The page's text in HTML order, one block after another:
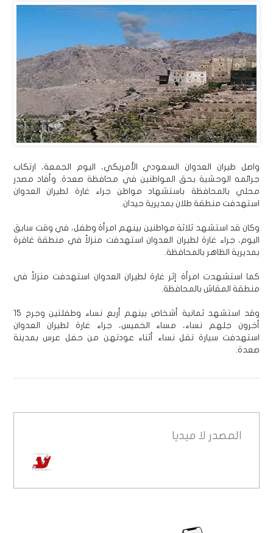
واصل طيران العدوان السعودي الأمريكي، اليوم الجمعة، ارتكاب
جرائمه الوحشية بحق المواطنين في محافظة صعدة. وأفاد مصدر
محلي بالمحافظة باستشهاد مواطن جراء غارة لطيران العدوان
استهدفت منطقة طلان بمديرية حيدان.
وكان قد استشهد ثلاثة مواطنين بينهم امرأة وطفل، في وقت سابق
اليوم، جراء غارة لطيران العدوان استهدفت منزلاً في منطقة غافرة
بمديرية الظاهر بالمحافظة.
كما استشهدت امرأة إثر غارة لطيران العدوان استهدفت منزلاً في
منطقة المقاش بالمحافظة.
وقد استشهد ثمانية أشخاص بينهم أربع نساء وطفلتين وجرح 15
أخرون جلهم نساء، مساء الخميس، جراء غارة لطيران العدوان
استهدفت سيارة تقل نساء أثناء عودتهن من حفل عرس بمدينة
صعدة.
المصدر لا ميديا